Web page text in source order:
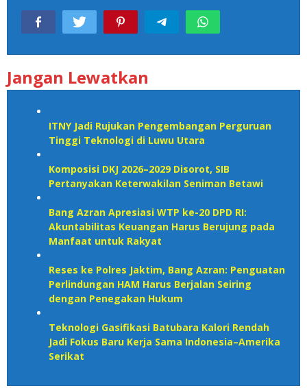
Jangan Lewatkan
ITNY Jadi Rujukan Pengembangan Perguruan
Tinggi Teknologi di Luwu Utara
Komposisi DKJ 2026–2029 Disorot, SIB
Pertanyakan Keterwakilan Seniman Betawi
Bang Azran Apresiasi WTP ke-20 DPD RI:
Akuntabilitas Keuangan Harus Berujung pada
Manfaat untuk Rakyat
Reses ke Polres Jaktim, Bang Azran: Penguatan
Perlindungan HAM Harus Berjalan Seiring
dengan Penegakan Hukum
Teknologi Gasifikasi Batubara Kalori Rendah
Jadi Fokus Baru Kerja Sama Indonesia–Amerika
Serikat